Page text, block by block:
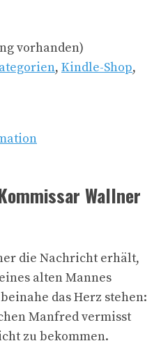
vorhanden)
, Kindle-Shop,
Wallner
die Nachricht erhält,
alten Mannes
das Herz stehen:
Manfred vermisst
zu bekommen.